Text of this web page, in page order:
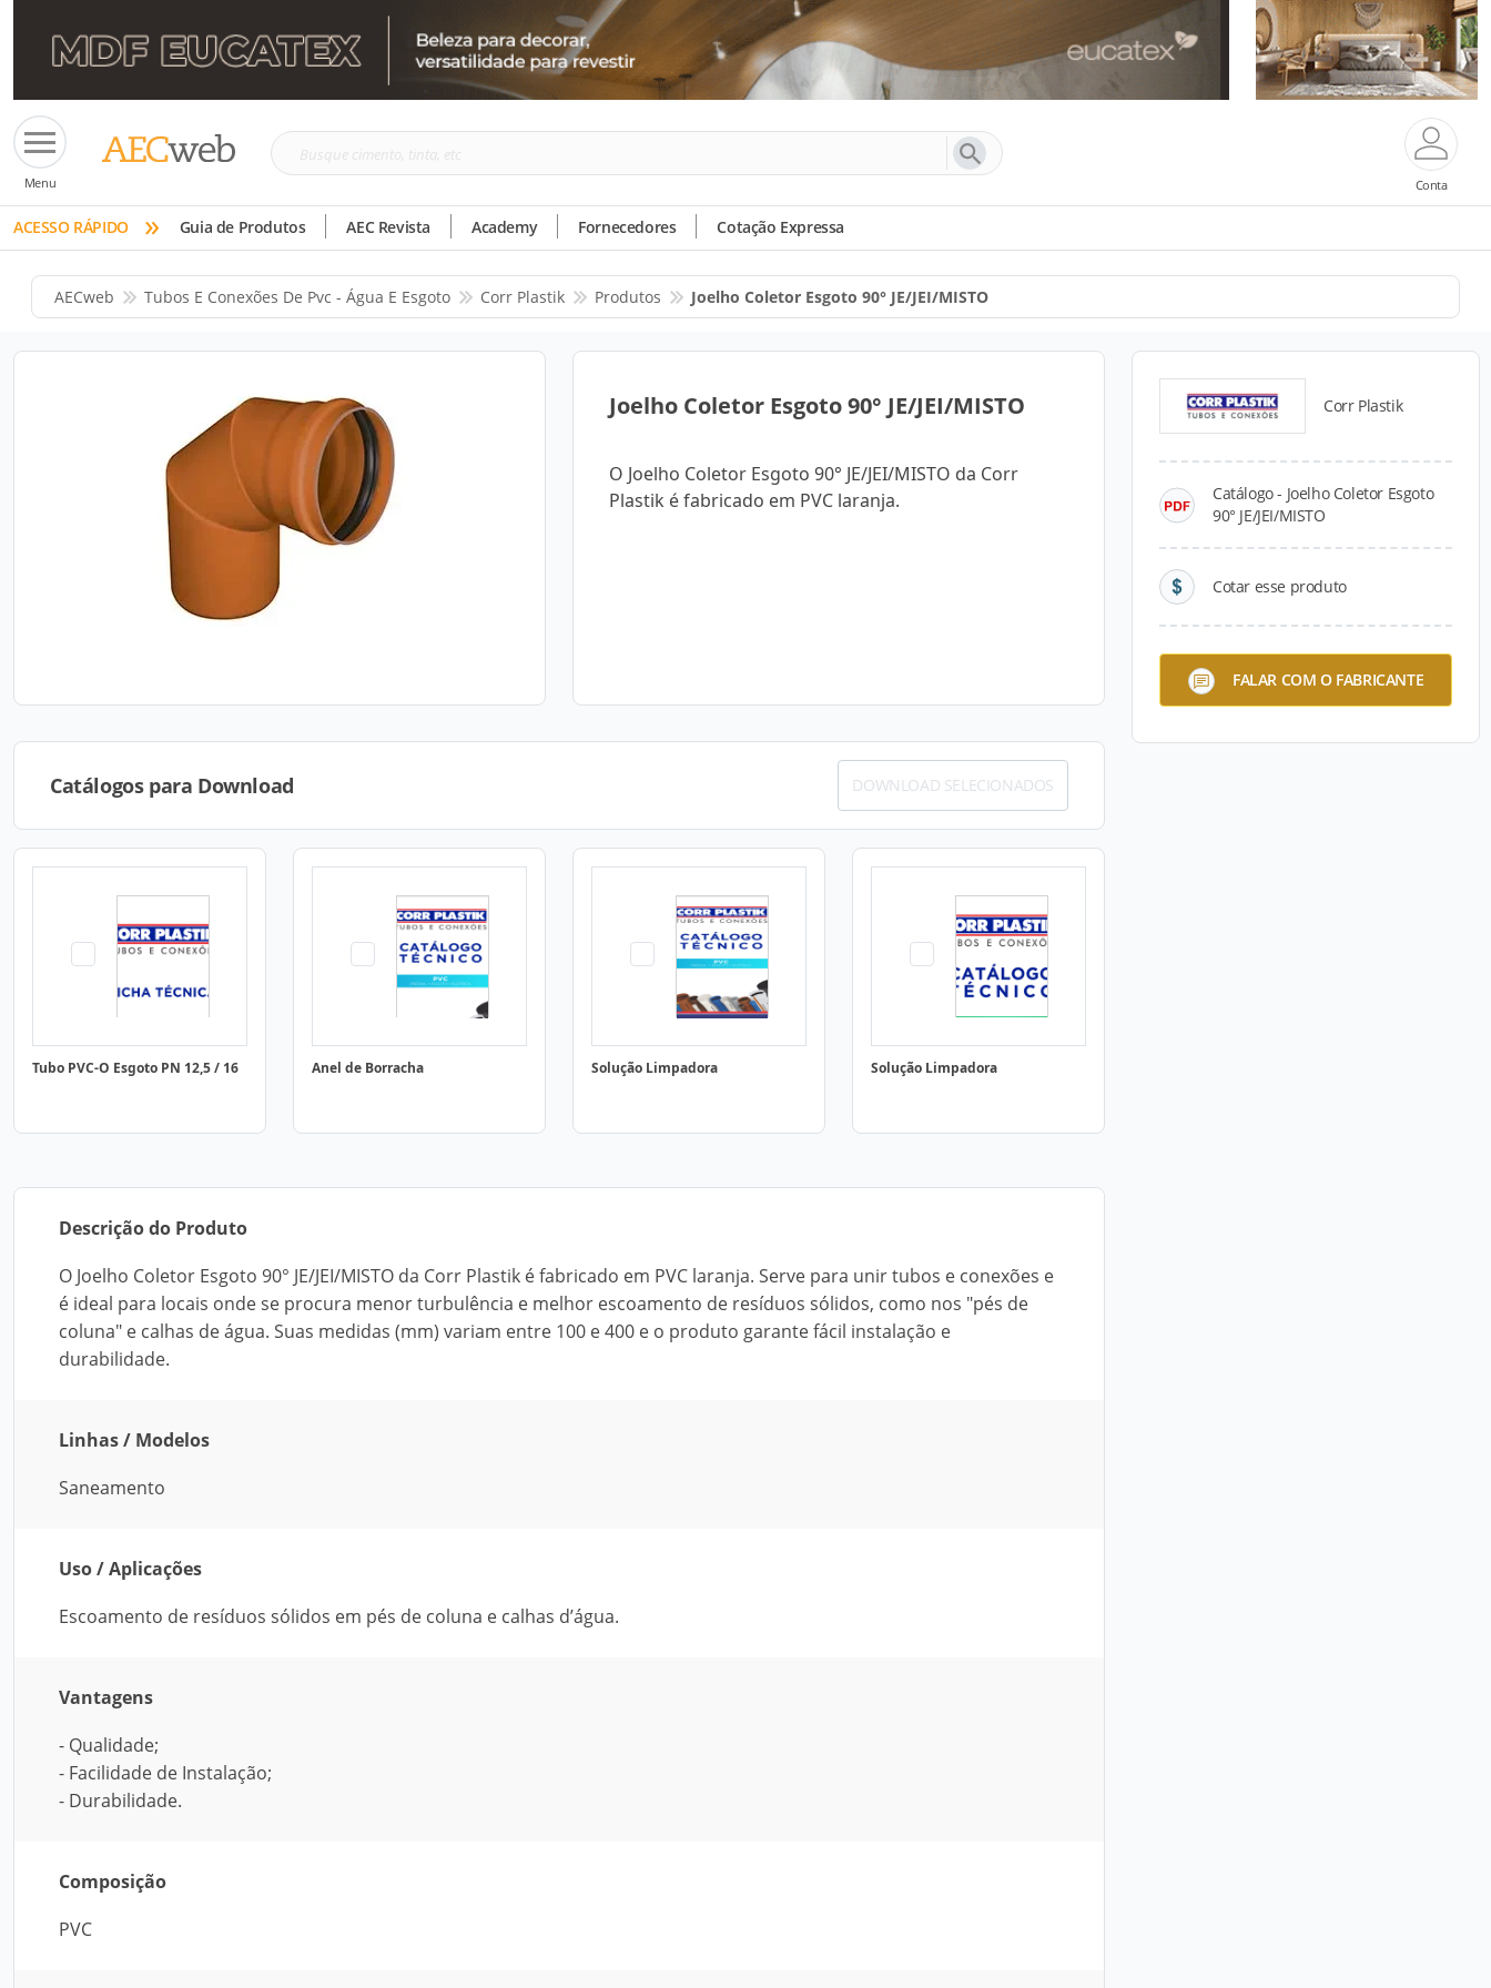
Menu
Busque
tinta,
etc
Conta
ACESSO RÁPIDO » Guia de Produtos AEC Revista Academy Fornecedores Cotação Expressa
AECweb Tubos E Conexões De Pvc - Água E Esgoto Corr Plastik Produtos Joelho Coletor Esgoto 90° JE/JEI/MISTO
Joelho Coletor Esgoto 90° JE/JEI/MISTO
O Joelho Coletor Esgoto 90° JE/JEI/MISTO da Corr
Plastik é fabricado em PVC laranja.
Corr Plastik
Catálogo - Joelho Coletor Esgoto
90° JE/JEI/MISTO
Cotar esse produto
FALAR COM O FABRICANTE
Catálogos para Download DOWNLOAD SELECIONADOS
Tubo PVC-O Esgoto PN 12,5 / 16 Anel de Borracha Solução Limpadora Solução Limpadora
Descrição do Produto
O Joelho Coletor Esgoto 90° JE/JEI/MISTO da Corr Plastik é fabricado em PVC laranja. Serve para unir tubos e conexões e
é ideal para locais onde se procura menor turbulência e melhor escoamento de resíduos sólidos, como nos "pés de
coluna" e calhas de água. Suas medidas (mm) variam entre 100 e 400 e o produto garante fácil instalação e
durabilidade.
Linhas / Modelos
Saneamento
Uso / Aplicações
Escoamento de resíduos sólidos em pés de coluna e calhas d’água.
Vantagens
- Qualidade;
- Facilidade de Instalação;
- Durabilidade.
Composição
PVC